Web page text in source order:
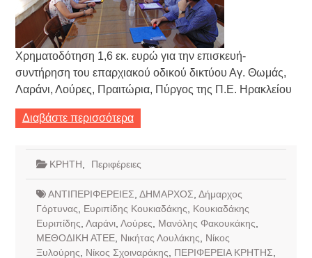
Χρηματοδότηση 1,6 εκ. ευρώ για την επισκευή-
συντήρηση του επαρχιακού οδικού δικτύου Αγ. Θωμάς,
Λαράνι, Λούρες, Πραιτώρια, Πύργος της Π.Ε. Ηρακλείου
Διαβάστε περισσότερα
ΚΡΗΤΗ Περιφέρειες
ΑΝΤΙΠΕΡΙΦΕΡΕΙΕΣ ΔΗΜΑΡΧΟΣ Δήμαρχος
Γόρτυνας
Ευριπίδης Κουκιαδάκης
Κουκιαδάκης
Ευριπίδης Λαράνι, Λούρες Μανόλης Φακουκάκης
ΜΕΘΟΔΙΚΗ ΑΤΕΕ, Νικήτας Λουλάκης
Νίκος
Ξυλούρης
Νίκος Σχοιναράκης ΠΕΡΙΦΕΡΕΙΑ ΚΡΗΤΗΣ